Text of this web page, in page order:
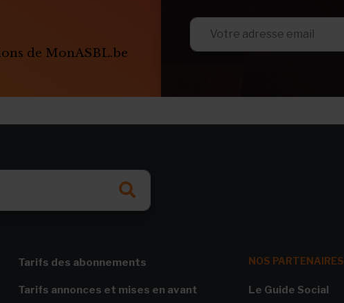
de MonASBL.be
Tarifs des abonnements
Tarifs annonces et mises en avant
NOS PARTENAIRES
Le Guide Social